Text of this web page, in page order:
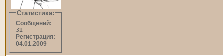
Статистика:
Сообщений:
31
Регистрация:
04.01.2009